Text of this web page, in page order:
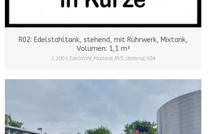
R02: Edelstahltank, stehend, mit Rührwerk, Mixtank,
Volumen: 1,1 m³
1.100 l,Edelstahl,Mixtank,RVS,stehend, V2A